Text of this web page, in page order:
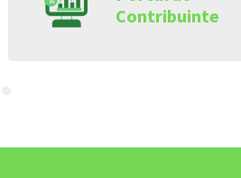
Contribuinte